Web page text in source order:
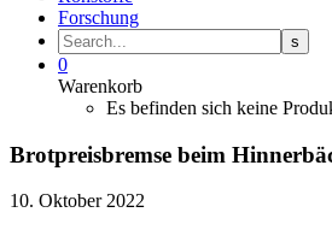
Forschung
0
Warenkorb
Es befinden sich keine
Brotpreisbremse beim
10. Oktober 2022